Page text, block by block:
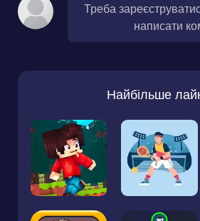
Треба
написати
Найбільше